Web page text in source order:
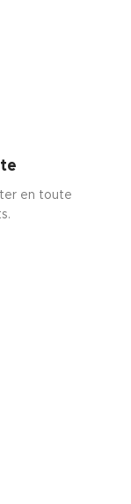
en toute